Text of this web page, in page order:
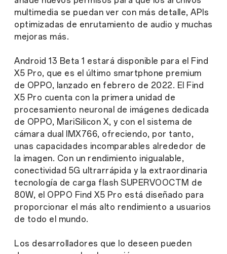
multimedia se puedan ver con más detalle, APIs
optimizadas de enrutamiento de audio y muchas
mejoras más.
Android 13 Beta 1 estará disponible para el Find
X5 Pro, que es el último smartphone premium
de OPPO, lanzado en febrero de 2022. El Find
X5 Pro cuenta con la primera unidad de
procesamiento neuronal de imágenes dedicada
de OPPO, MariSilicon X, y con el sistema de
cámara dual IMX766, ofreciendo, por tanto,
unas capacidades incomparables alrededor de
la imagen. Con un rendimiento inigualable,
conectividad 5G ultrarrápida y la extraordinaria
tecnología de carga flash SUPERVOOCTM de
80W, el OPPO Find X5 Pro está diseñado para
proporcionar el más alto rendimiento a usuarios
de todo el mundo.
Los desarrolladores que lo deseen pueden